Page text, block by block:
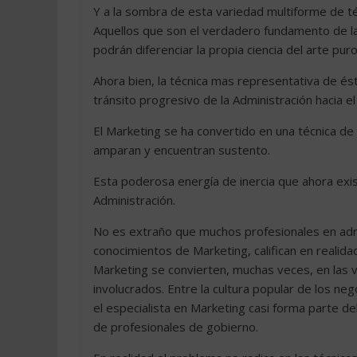
Y a la sombra de esta variedad multiforme de
Aquellos que son el verdadero fundamento de
podrán diferenciar la propia ciencia del arte
Ahora bien, la técnica mas representativa de
tránsito progresivo de la Administración hacia el
El Marketing se ha convertido en una técnica
amparan y encuentran sustento.
Esta poderosa energía de inercia que ahora
Administración.
No es extraño que muchos profesionales en
conocimientos de Marketing, califican en
Marketing se convierten, muchas veces, en las
involucrados. Entre la cultura popular de los
el especialista en Marketing casi forma parte
de profesionales de gobierno.